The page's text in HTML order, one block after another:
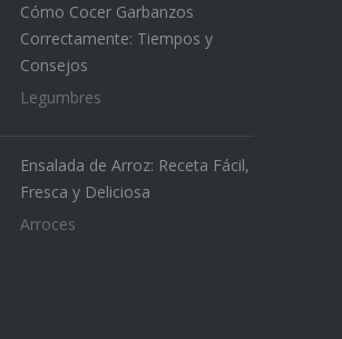
Cómo Cocer Garbanzos
Correctamente: Tiempos y
Consejos
Legumbres
Ensalada de Arroz: Receta Fácil,
Fresca y Deliciosa
Arroces